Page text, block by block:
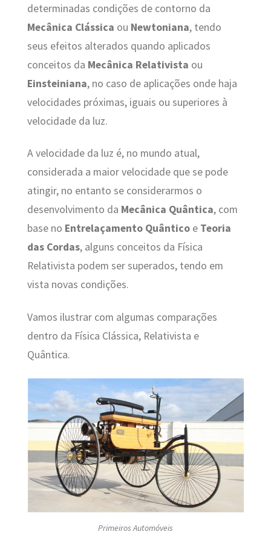
determinadas condições de contorno da
Mecânica Clássica ou Newtoniana, tendo
seus efeitos alterados quando aplicados
conceitos da Mecânica Relativista ou
Einsteiniana, no caso de aplicações onde haja
velocidades próximas, iguais ou superiores à
velocidade da luz.
A velocidade da luz é, no mundo atual,
considerada a maior velocidade que se pode
atingir, no entanto se considerarmos o
desenvolvimento da Mecânica Quântica, com
base no Entrelaçamento Quânticoe Teoria
das Cordas, alguns conceitos da Física
Relativista podem ser superados, tendo em
vista novas condições.
Vamos ilustrar com algumas comparações
dentro da Física Clássica, Relativista e
Quântica.
Primeiros Automóveis